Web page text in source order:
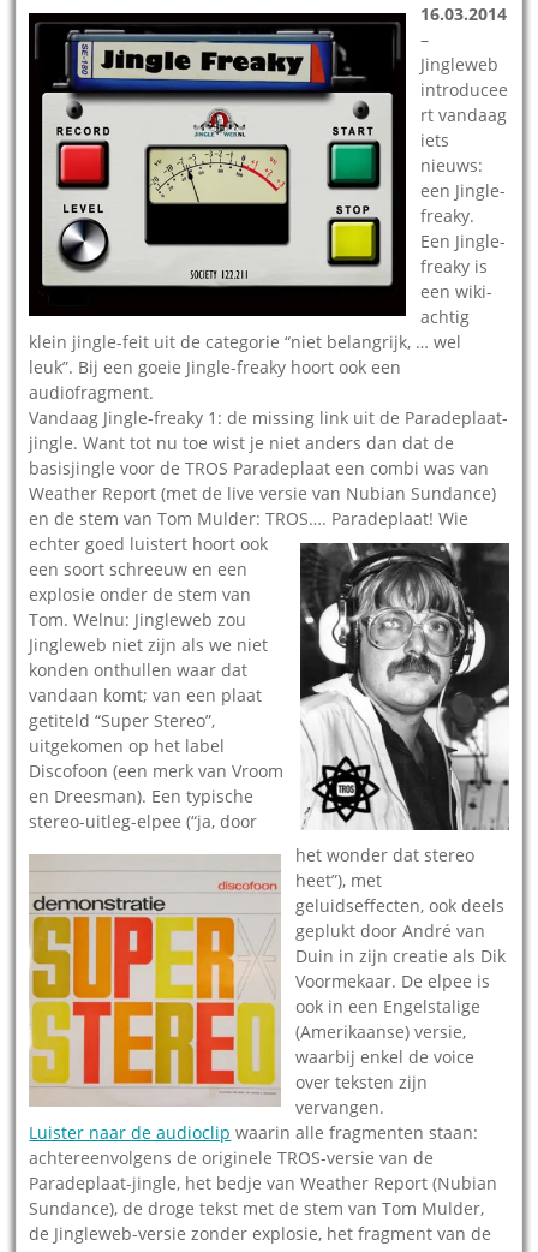
16.03.2014
–
Jingleweb
introducee
rt vandaag
iets
nieuws:
een Jingle-
freaky.
Een Jingle-
freaky is
een wiki-
achtig
klein jingle-feit uit de categorie “niet belangrijk, … wel
leuk”. Bij een goeie Jingle-freaky hoort ook een
audiofragment.
Vandaag Jingle-freaky 1: de missing link uit de Paradeplaat-
jingle. Want tot nu toe wist je niet anders dan dat de
basisjingle voor de TROS Paradeplaat een combi was van
Weather Report (met de live versie van Nubian Sundance)
en de stem van Tom Mulder: TROS…. Paradeplaat!Wie
echter goed luistert hoort ook
een soort schreeuw en een
explosie onder de stem van
Tom. Welnu: Jingleweb zou
Jingleweb niet zijn als we niet
konden onthullen waar dat
vandaan komt; van een plaat
getiteld “Super Stereo”,
uitgekomen op het label
Discofoon (een merk van Vroom
en Dreesman). Een typische
stereo-uitleg-elpee (“ja, door
het wonder dat stereo
heet”), met
geluidseffecten, ook deels
geplukt door André van
Duin in zijn creatie als Dik
Voormekaar. De elpee is
ook in een Engelstalige
(Amerikaanse) versie,
waarbij enkel de voice
over teksten zijn
vervangen.
Luister naar de audioclip waarin alle fragmenten staan:
achtereenvolgens de originele TROS-versie van de
Paradeplaat-jingle, het bedje van Weather Report (Nubian
Sundance), de droge tekst met de stem van Tom Mulder,
de Jingleweb-versie zonder explosie, het fragment van de